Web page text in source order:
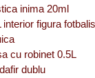
inima 20ml
figura
cu robinet 0.5L
dublu